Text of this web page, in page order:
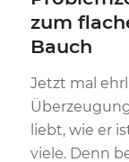
zum
Bauch
Jetzt mal
liebt, wie er
viele. Denn